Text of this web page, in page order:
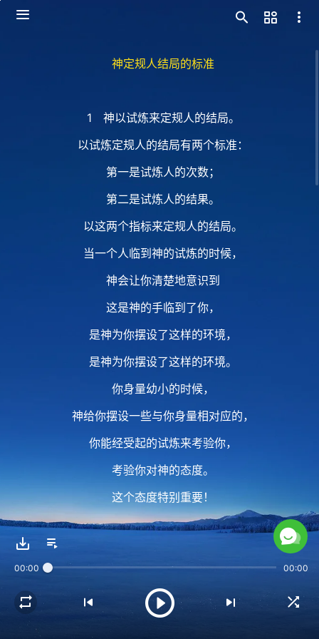
神定规人结局的标准
1 神以试炼来定规人的结局。
以试炼定规人的结局有两个标准：
第一是试炼人的次数；
第二是试炼人的结果。
以这两个指标来定规人的结局。
当一个人临到神的试炼的时候，
神会让你清楚地意识到
这是神的手临到了你，
是神为你摆设了这样的环境，
是神为你摆设了这样的环境。
你身量幼小的时候，
神给你摆设一些与你身量相对应的，
你能经受起的试炼来考验你，
考验你对神的态度。
这个态度特别重要！
因为这个态度就是神要的结果。
看到你这个人是不是在走正道，
00:00 00:00